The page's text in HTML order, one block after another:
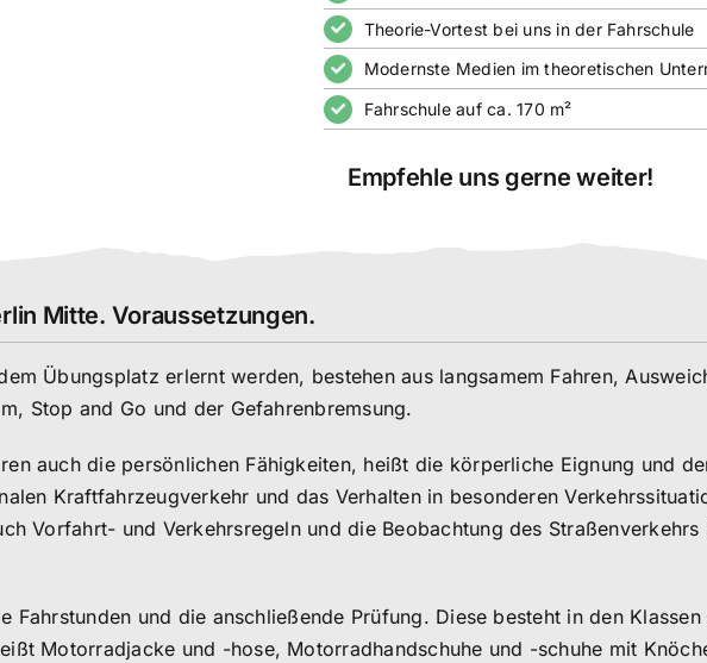
Theorie-Vortest bei uns in der Fahrschule
Modernste Medien im theoretischen
Fahrschule auf ca. 170 m²
Empfehle uns gerne weiter!
Mitte. Voraussetzungen.
Übungsplatz erlernt werden, bestehen aus langsamem Fahren,
Stop and Go und der Gefahrenbremsung.
auch die persönlichen Fähigkeiten, heißt die körperliche Eignung und
Kraftfahrzeugverkehr und das Verhalten in besonderen
Vorfahrt- und Verkehrsregeln und die Beobachtung des Straßenverkehrs
und die anschließende Prüfung. Diese besteht in den Klassen
Motorradjacke und -hose, Motorradhandschuhe und -schuhe mit